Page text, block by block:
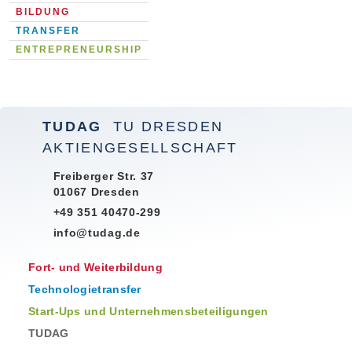
BILDUNG
TRANSFER
ENTREPRENEURSHIP
TUDAG
TU DRESDEN
AKTIENGESELLSCHAFT
Freiberger Str. 37
01067 Dresden
+49 351 40470-299
info@tudag.de
Fort- und Weiterbildung
Technologietransfer
Start-Ups und Unternehmensbeteiligungen
TUDAG